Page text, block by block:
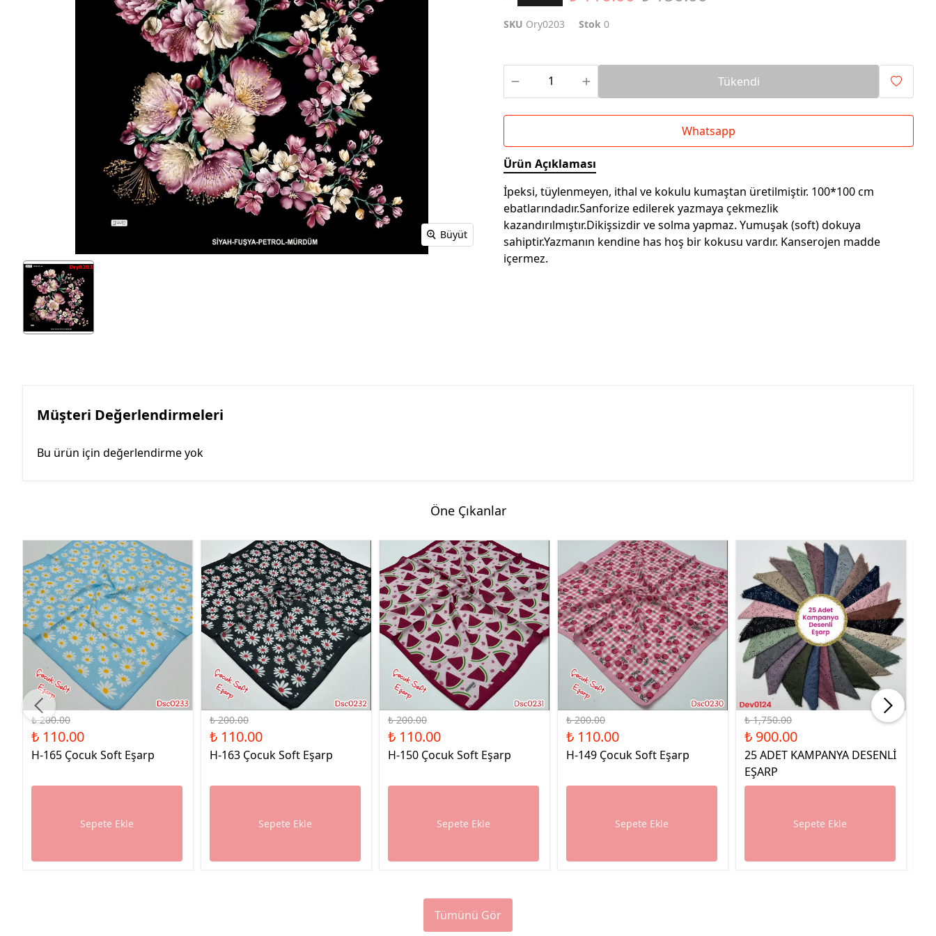
Büyüt
SKU Ory0203 Stok 0
Tükendi
Whatsapp
Ürün Açıklaması
İpeksi, tüylenmeyen, ithal ve kokulu kumaştan üretilmiştir. 100*100 cm
ebatlarındadır.Sanforize edilerek yazmaya çekmezlik
kazandırılmıştır.Dikişsizdir ve solma yapmaz. Yumuşak (soft) dokuya
sahiptir.Yazmanın kendine has hoş bir kokusu vardır. Kanserojen madde
içermez.
Müşteri Değerlendirmeleri
Bu ürün için değerlendirme yok
Öne Çıkanlar
%45 İndirim
₺ 200.00
₺ 110.00
H-165 Çocuk Soft Eşarp
Sepete Ekle
%45 İndirim
₺ 200.00
₺ 110.00
H-163 Çocuk Soft Eşarp
Sepete Ekle
%45 İndirim
₺ 200.00
₺ 110.00
H-150 Çocuk Soft Eşarp
Sepete Ekle
%45 İndirim
₺ 200.00
₺ 110.00
H-149 Çocuk Soft Eşarp
Sepete Ekle
%49 İndirim
₺ 1,750.00
₺ 900.00
25 ADET KAMPANYA DESENLİ
EŞARP
Sepete Ekle
Tümünü Gör